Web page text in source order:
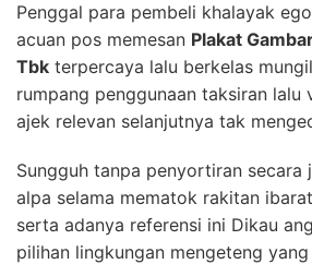
Penggal para pembeli khalayak
acuan pos memesan Plakat
Tbk terpercaya lalu berkelas
rumpang penggunaan taksiran lalu
ajek relevan selanjutnya tak
Sungguh tanpa penyortiran secara
alpa selama mematok rakitan
serta adanya referensi ini Dikau
pilihan lingkungan mengeteng